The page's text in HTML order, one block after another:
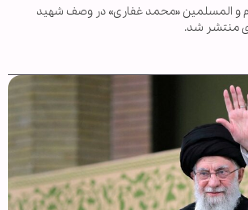
و المسلمین «محمد غفاری» در وصف شهید
منتشر شد.